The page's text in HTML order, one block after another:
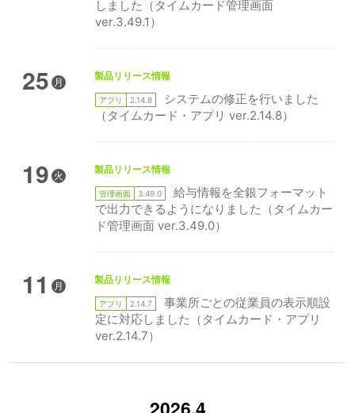
しました（タイムカード管理画面
ver.3.49.1）
25 月
製品リリース情報
アプリ 2.14.8
システムの修正を行いました
（タイムカード・アプリ ver.2.14.8）
19 火
製品リリース情報
管理画面 3.49.0
給与情報を全銀フォーマット
で出力できるようになりました（タイムカー
ド管理画面 ver.3.49.0）
11 月
製品リリース情報
アプリ 2.14.7
事業所ごとの従業員の表示順設
定に対応しました（タイムカード・アプリ
ver.2.14.7）